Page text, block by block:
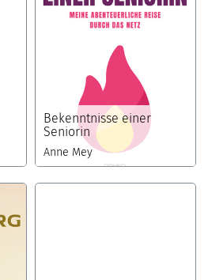
Bekenntnisse einer
Seniorin
Anne Mey